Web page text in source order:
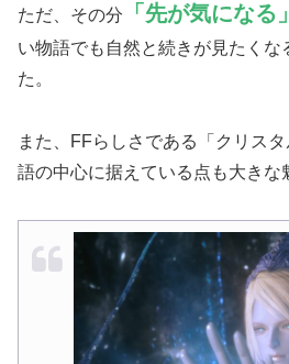
ただ、その分
「先が気になる」
い物語でも自然と続きが見たくな
た。
また、FFらしさである「クリス
語の中心に据えている点も大きな